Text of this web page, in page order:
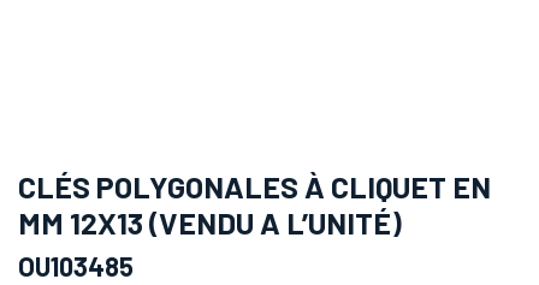
CLÉS POLYGONALES À CLIQUET EN
MM 12X13 (VENDU A L’UNITÉ)
OU103485